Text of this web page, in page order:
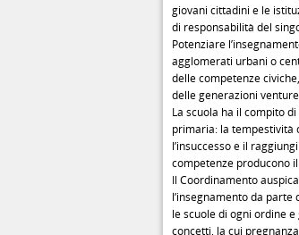
giovani cittadini e le
di responsabilità del
Potenziare
agglomerati urbani o
delle competenze
delle generazioni
La scuola ha il compito
primaria: la tempestività
l’insuccesso e il
competenze producono
Il Coordinamento
l’insegnamento da
le scuole di ogni ordine
concetti, la cui